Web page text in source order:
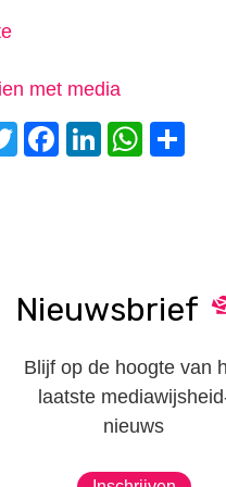
met media
Twitter
Facebook
LinkedIn
Nieuwsbrief
Blijf op de hoogte van
laatste
nieuws